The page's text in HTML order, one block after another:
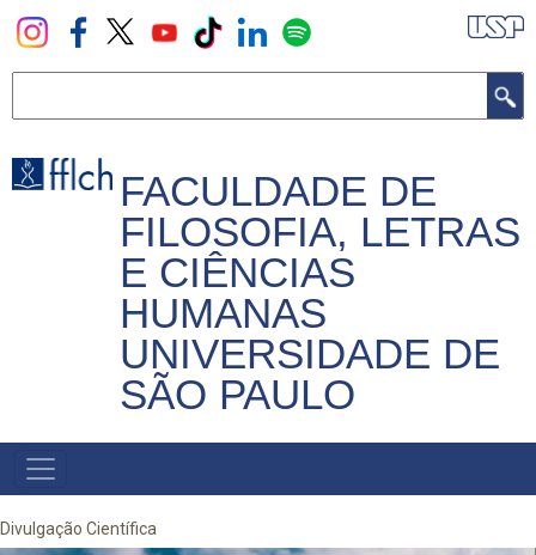
Pular
para
principal
FACULDADE DE
FILOSOFIA, LETRAS
E CIÊNCIAS
HUMANAS
UNIVERSIDADE DE
SÃO PAULO
NAVEGADOR
PRINCIPAL
Divulgação Científica